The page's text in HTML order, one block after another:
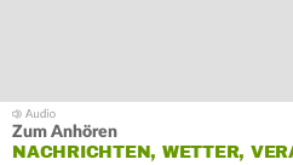
Zum Anhören
NACHRICHTEN, WETTER,